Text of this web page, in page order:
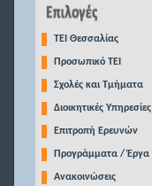
TEI Θεσσαλίας
Προσωπικό ΤΕΙ
Σχολές και Τμήματα
Διοικητικές Υπηρεσίες
Επιτροπή Ερευνών
Προγράμματα / Έργα
Ανακοινώσεις